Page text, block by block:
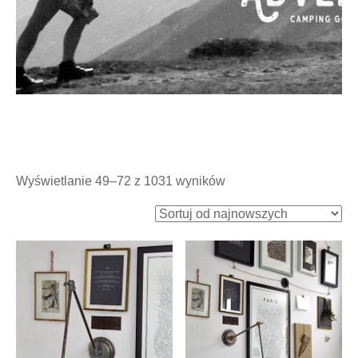
Wyświetlanie 49–72 z 1031 wynikówPosortowane
według
najnowszych